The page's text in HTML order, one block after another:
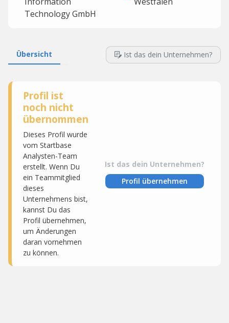
Technology GmbH
Übersicht Ist das dein Unternehmen?
Profil ist
noch nicht
übernommen
Dieses Profil wurde
vom Startbase
Analysten-Team
erstellt. Wenn Du
ein Teammitglied
dieses
Unternehmens bist,
kannst Du das
Profil übernehmen,
um Änderungen
daran vornehmen
zu können.
Ist das dein Unternehmen?
Profil übernehmen